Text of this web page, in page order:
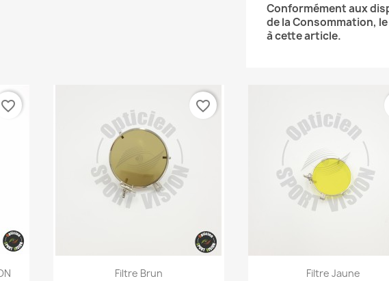
Conformément aux
de la Consommation,
à cette article.
favorite_border
Quick view
Filtre Brun
favorite_border
Quick view
Filtre Jaune